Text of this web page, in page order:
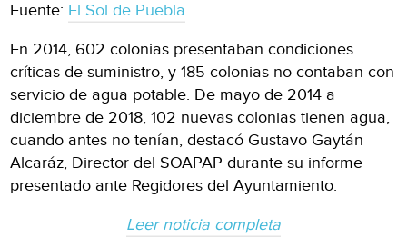
Fuente: El Sol de Puebla
En 2014, 602 colonias presentaban condiciones
críticas de suministro, y 185 colonias no contaban con
servicio de agua potable. De mayo de 2014 a
diciembre de 2018, 102 nuevas colonias tienen agua,
cuando antes no tenían, destacó Gustavo Gaytán
Alcaráz, Director del SOAPAP durante su informe
presentado ante Regidores del Ayuntamiento.
Leer noticia completa